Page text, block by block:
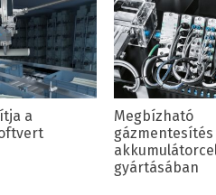
a
Megbízható
gázmentesítés
gyártásában